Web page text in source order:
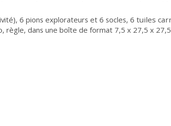
6 pions explorateurs et 6 socles, 6 tuiles
, règle, dans une boîte de format 7,5 x 27,5 x